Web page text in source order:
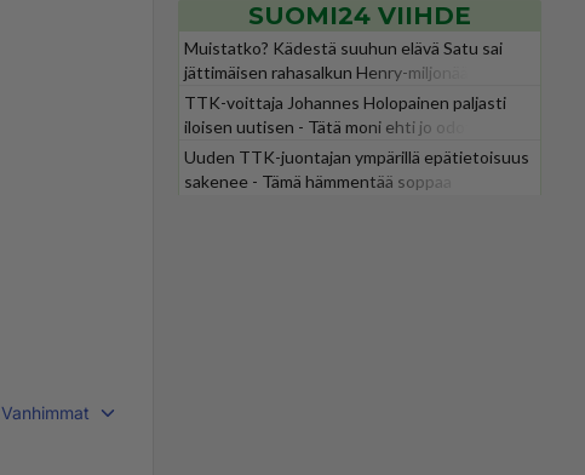
Vanhimmat
SUOMI24 VIIHDE
Muistatko? Kädestä suuhun elävä Satu sai
jättimäisen rahasalkun Henry-miljonääriltä
TTK-voittaja Johannes Holopainen paljasti
iloisen uutisen - Tätä moni ehti jo odottaa
Uuden TTK-juontajan ympärillä epätietoisuus
sakenee - Tämä hämmentää soppaa